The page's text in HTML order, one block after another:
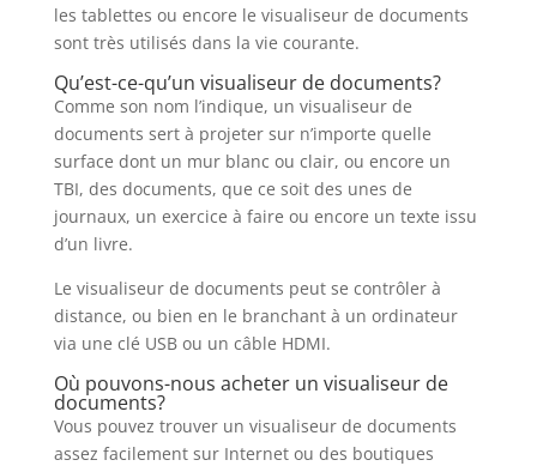
les tablettes ou encore le visualiseur de documents
sont très utilisés dans la vie courante.
Qu’est-ce-qu’un visualiseur de documents?
Comme son nom l’indique, un visualiseur de
documents sert à projeter sur n’importe quelle
surface dont un mur blanc ou clair, ou encore un
TBI, des documents, que ce soit des unes de
journaux, un exercice à faire ou encore un texte issu
d’un livre.
Le visualiseur de documents peut se contrôler à
distance, ou bien en le branchant à un ordinateur
via une clé USB ou un câble HDMI.
Où pouvons-nous acheter un visualiseur de
documents?
Vous pouvez trouver un visualiseur de documents
assez facilement sur Internet ou des boutiques